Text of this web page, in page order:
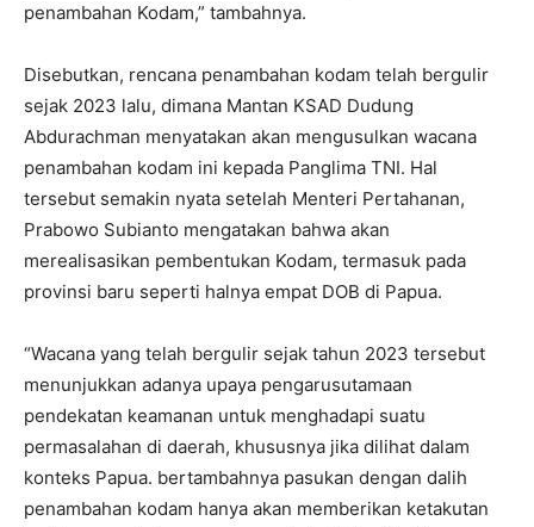
penambahan Kodam,” tambahnya.
Disebutkan, rencana penambahan kodam telah bergulir
sejak 2023 lalu, dimana Mantan KSAD Dudung
Abdurachman menyatakan akan mengusulkan wacana
penambahan kodam ini kepada Panglima TNI. Hal
tersebut semakin nyata setelah Menteri Pertahanan,
Prabowo Subianto mengatakan bahwa akan
merealisasikan pembentukan Kodam, termasuk pada
provinsi baru seperti halnya empat DOB di Papua.
“Wacana yang telah bergulir sejak tahun 2023 tersebut
menunjukkan adanya upaya pengarusutamaan
pendekatan keamanan untuk menghadapi suatu
permasalahan di daerah, khususnya jika dilihat dalam
konteks Papua. bertambahnya pasukan dengan dalih
penambahan kodam hanya akan memberikan ketakutan